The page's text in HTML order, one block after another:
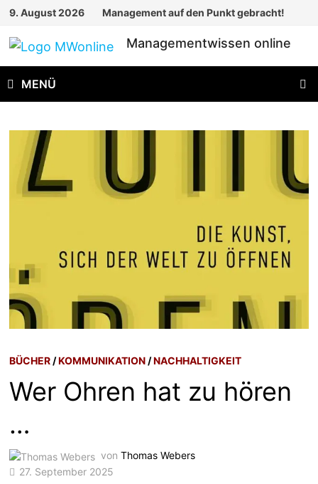
Zum
springen
9. August 2026 Management auf den Punkt gebracht!
Managementwissen online
MENÜ
BÜCHER /KOMMUNIKATION /NACHHALTIGKEIT
Wer Ohren hat zu hören
…
vonThomas Webers
27. September 2025